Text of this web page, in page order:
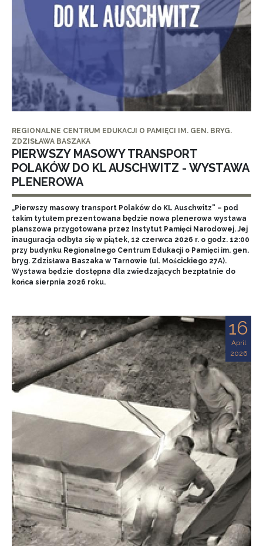
REGIONALNE CENTRUM EDUKACJI O PAMIĘCI IM. GEN. BRYG.
ZDZISŁAWA BASZAKA
PIERWSZY MASOWY TRANSPORT
POLAKÓW DO KL AUSCHWITZ - WYSTAWA
PLENEROWA
„Pierwszy masowy transport Polaków do KL Auschwitz” – pod
takim tytułem prezentowana będzie nowa plenerowa wystawa
planszowa przygotowana przez Instytut Pamięci Narodowej. Jej
inauguracja odbyła się w piątek, 12 czerwca 2026 r. o godz. 12:00
przy budynku Regionalnego Centrum Edukacji o Pamięci im. gen.
bryg. Zdzisława Baszaka w Tarnowie (ul. Mościckiego 27A).
Wystawa będzie dostępna dla zwiedzających bezpłatnie do
końca sierpnia 2026 roku.
16
April
2026